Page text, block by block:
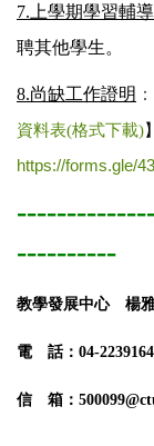
7.上學期學習輔
聘其他學生。
8.尚缺工作證明 ：
資料表(格式下載)
https://forms.gle/
----------
教學發展中心 楊
電 話：04-
信 箱：